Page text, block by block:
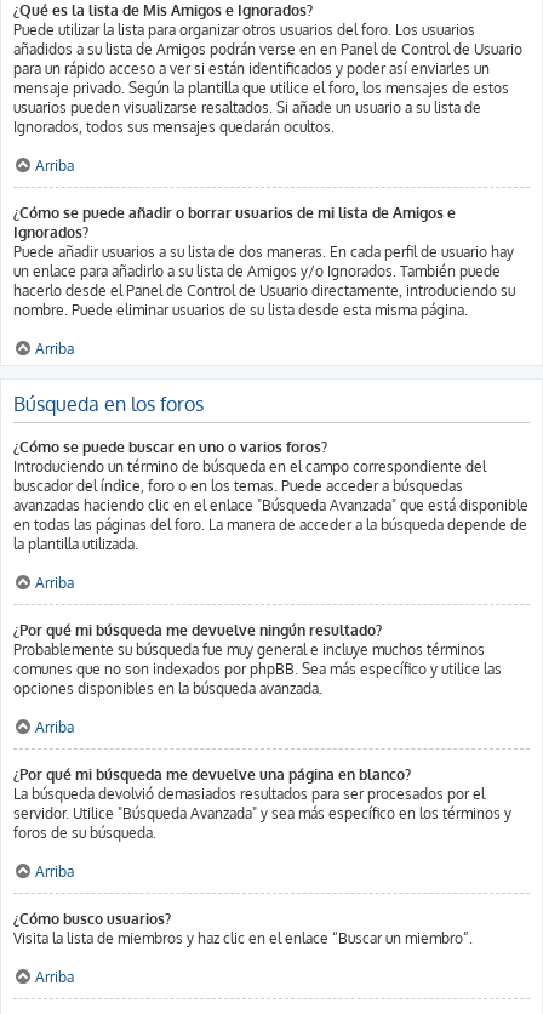
¿Qué es la lista de Mis Amigos e Ignorados?
Puede utilizar la lista para organizar otros usuarios del foro. Los usuarios
añadidos a su lista de Amigos podrán verse en en Panel de Control de Usuario
para un rápido acceso a ver si están identificados y poder así enviarles un
mensaje privado. Según la plantilla que utilice el foro, los mensajes de estos
usuarios pueden visualizarse resaltados. Si añade un usuario a su lista de
Ignorados, todos sus mensajes quedarán ocultos.
Arriba
¿Cómo se puede añadir o borrar usuarios de mi lista de Amigos e
Ignorados?
Puede añadir usuarios a su lista de dos maneras. En cada perfil de usuario hay
un enlace para añadirlo a su lista de Amigos y/o Ignorados. También puede
hacerlo desde el Panel de Control de Usuario directamente, introduciendo su
nombre. Puede eliminar usuarios de su lista desde esta misma página.
Arriba
Búsqueda en los foros
¿Cómo se puede buscar en uno o varios foros?
Introduciendo un término de búsqueda en el campo correspondiente del
buscador del índice, foro o en los temas. Puede acceder a búsquedas
avanzadas haciendo clic en el enlace "Búsqueda Avanzada" que está disponible
en todas las páginas del foro. La manera de acceder a la búsqueda depende de
la plantilla utilizada.
Arriba
¿Por qué mi búsqueda me devuelve ningún resultado?
Probablemente su búsqueda fue muy general e incluye muchos términos
comunes que no son indexados por phpBB. Sea más específico y utilice las
opciones disponibles en la búsqueda avanzada.
Arriba
¿Por qué mi búsqueda me devuelve una página en blanco?
La búsqueda devolvió demasiados resultados para ser procesados por el
servidor. Utilice "Búsqueda Avanzada" y sea más específico en los términos y
foros de su búsqueda.
Arriba
¿Cómo busco usuarios?
Visita la lista de miembros y haz clic en el enlace “Buscar un miembro”.
Arriba